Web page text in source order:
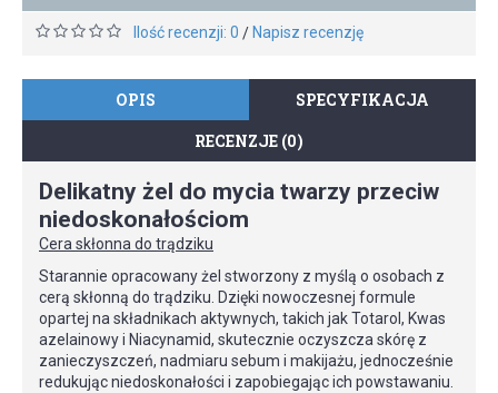
Ilość recenzji: 0 / Napisz recenzję
OPIS
SPECYFIKACJA
RECENZJE (0)
Delikatny żel do mycia twarzy przeciw
niedoskonałościom
Cera skłonna do trądziku
Starannie opracowany żel stworzony z myślą o osobach z
cerą skłonną do trądziku. Dzięki nowoczesnej formule
opartej na składnikach aktywnych, takich jak Totarol, Kwas
azelainowy i Niacynamid, skutecznie oczyszcza skórę z
zanieczyszczeń, nadmiaru sebum i makijażu, jednocześnie
redukując niedoskonałości i zapobiegając ich powstawaniu.